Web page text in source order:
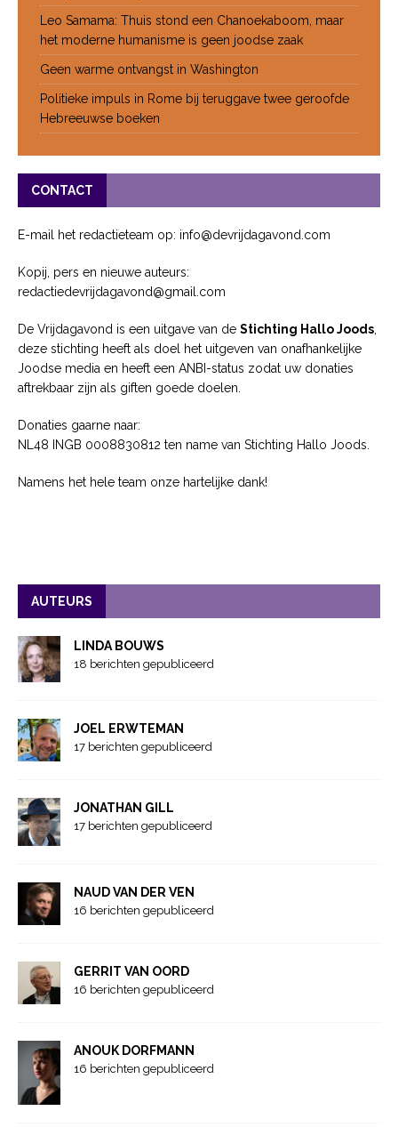
Leo Samama: Thuis stond een Chanoekaboom, maar
het moderne humanisme is geen joodse zaak
Geen warme ontvangst in Washington
Politieke impuls in Rome bij teruggave twee geroofde
Hebreeuwse boeken
CONTACT
E-mail het redactieteam op: info@devrijdagavond.com
Kopij, pers en nieuwe auteurs:
redactiedevrijdagavond@gmail.com
De Vrijdagavond is een uitgave van de Stichting Hallo Joods,
deze stichting heeft als doel het uitgeven van onafhankelijke
Joodse media en heeft een ANBI-status zodat uw donaties
aftrekbaar zijn als giften goede doelen.
Donaties gaarne naar:
NL48 INGB 0008830812 ten name van Stichting Hallo Joods.
Namens het hele team onze hartelijke dank!
AUTEURS
LINDA BOUWS
18 berichten gepubliceerd
JOEL ERWTEMAN
17 berichten gepubliceerd
JONATHAN GILL
17 berichten gepubliceerd
NAUD VAN DER VEN
16 berichten gepubliceerd
GERRIT VAN OORD
16 berichten gepubliceerd
ANOUK DORFMANN
16 berichten gepubliceerd